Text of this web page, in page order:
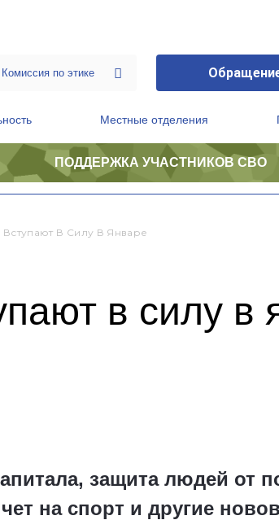
Местные отделения
ПОДДЕРЖКА УЧАСТНИКОВ СВО
Вступают В Силу В Январе
в силу в
защита людей от
на спорт и другие